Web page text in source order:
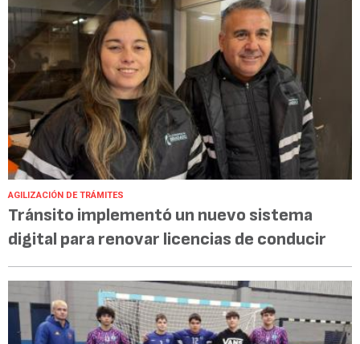
AGILIZACIÓN DE TRÁMITES
Tránsito implementó un nuevo sistema
digital para renovar licencias de conducir